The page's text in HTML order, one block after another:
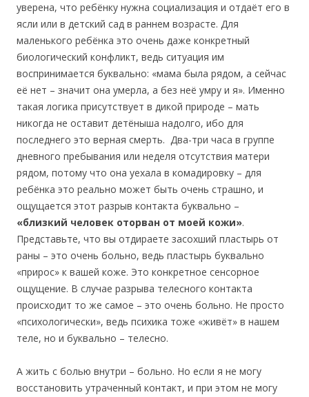
уверена, что ребёнку нужна социализация и отдаёт его в
ясли или в детский сад в раннем возрасте. Для
маленького ребёнка это очень даже конкретный
биологический конфликт, ведь ситуация им
воспринимается буквально: «мама была рядом, а сейчас
её нет – значит она умерла, а без неё умру и я». Именно
такая логика присутствует в дикой природе – мать
никогда не оставит детёныша надолго, ибо для
последнего это верная смерть. Два-три часа в группе
дневного пребывания или неделя отсутствия матери
рядом, потому что она уехала в комадировку – для
ребёнка это реально может быть очень страшно, и
ощущается этот разрыв контакта буквально –
«близкий человек оторван от моей кожи».
Представьте, что вы отдираете засохший пластырь от
раны – это очень больно, ведь пластырь буквально
«прирос» к вашей коже. Это конкретное сенсорное
ощущение. В случае разрыва телесного контакта
происходит то же самое – это очень больно. Не просто
«психологически», ведь психика тоже «живёт» в нашем
теле, но и буквально – телесно.
А жить с болью внутри – больно. Но если я не могу
восстановить утраченный контакт, и при этом не могу